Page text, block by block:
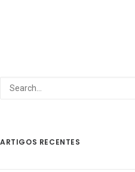
ARTIGOS RECENTES